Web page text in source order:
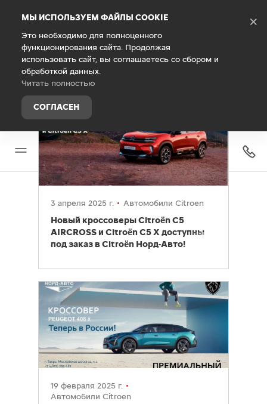
МЫ ИСПОЛЬЗУЕМ ФАЙЛЫ COOKIE
Это необходимо для полноценного
функционирования сайта. Продолжая
использовать сайт, вы соглашаетесь со сбором и
обработкой данных.
Читать полностью
СОГЛАСЕН
×
Главная О компании Новости
Новости
3 апреля 2025 г. Автомобили Citroen
Новый кроссоверы Citroën C5
AIRCROSS и Citroën C5 X доступны
под заказ в Citroën Норд-Авто!
19 февраля 2025 г.
Автомобили Citroen